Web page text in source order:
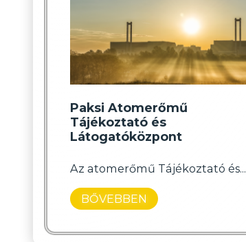
Paksi Atomerőmű
Tájékoztató és
Látogatóközpont
Az atomerőmű Tájékoztató és...
BŐVEBBEN